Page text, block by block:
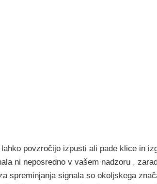
povzročijo izpusti ali pade klice in
ni neposredno v vašem nadzoru ,
spreminjanja signala so okoljskega